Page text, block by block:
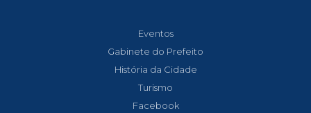
Eventos
Gabinete do Prefeito
História da Cidade
Turismo
Facebook